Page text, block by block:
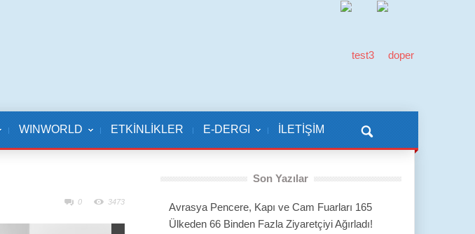
WINWORLD ETKİNLİKLER E-DERGI İLETİŞİM
0 3473
Son Yazılar
Avrasya Pencere, Kapı ve Cam Fuarları 165
Ülkeden 66 Binden Fazla Ziyaretçiyi Ağırladı!